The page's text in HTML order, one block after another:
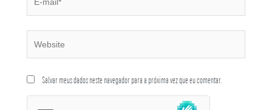
Salvar meus dados neste navegador para a próxima vez que eu comentar.